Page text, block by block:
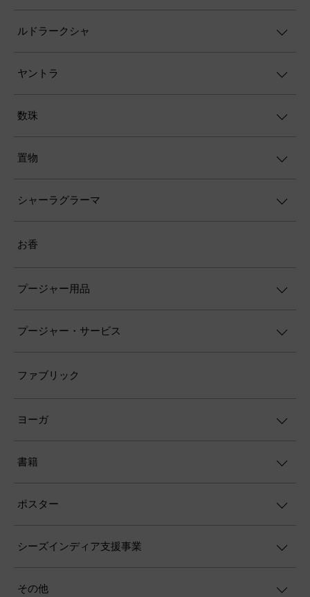
ルドラークシャ
ヤントラ
数珠
置物
シャーラグラーマ
お香
プージャー用品
プージャー・サービス
ファブリック
ヨーガ
書籍
ポスター
シーズインディア支援事業
その他